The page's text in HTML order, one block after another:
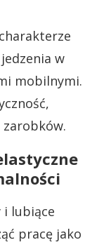
w
mobilnymi.
i lubiące
pracę jako